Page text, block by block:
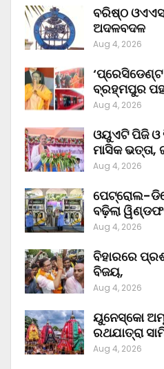
ବରିଷ୍ଠ
ଅଦଳବଦଳ
Aug 4, 2026
ବ୍ରହ୍ମପୁର
Aug 4, 2026
ଓୟୁଏଟି ପିଜି ଓ
ମାସିକ ଭତ୍ତା,
Aug 4, 2026
ପେଟ୍ରୋଲ-
ବଢ଼ିଲା
Aug 4, 2026
ବିହାରରେ
ବିଜୟ,
Aug 4, 2026
ୟୁନେସ୍କୋ
ରଥଯାତ୍ରା
Aug 4, 2026